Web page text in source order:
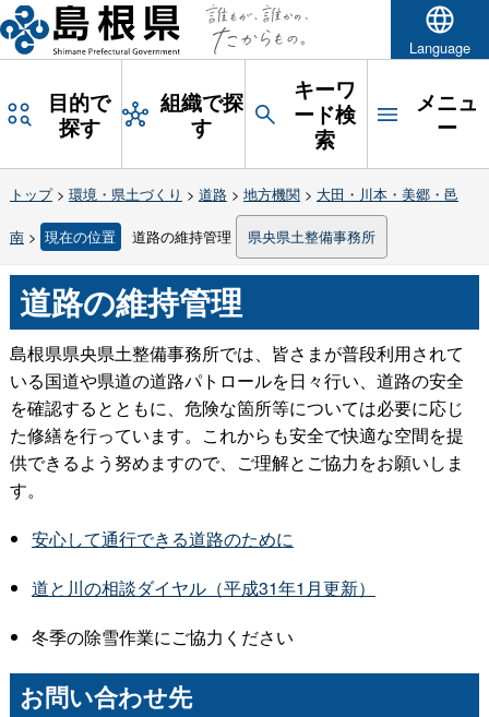
Language
目的で
探す
組織で探
す
キーワ
ード検
索
メニュ
ー
トップ> 環境・県土づくり > 道路> 地方機関> 大田・川本・美郷・邑
南> 現在の位置 道路の維持管理 県央県土整備事務所
道路の維持管理
島根県県央県土整備事務所では、皆さまが普段利用されて
いる国道や県道の道路パトロールを日々行い、道路の安全
を確認するとともに、危険な箇所等については必要に応じ
た修繕を行っています。これからも安全で快適な空間を提
供できるよう努めますので、ご理解とご協力をお願いしま
す。
安心して通行できる道路のために
道と川の相談ダイヤル（平成31年1月更新）
冬季の除雪作業にご協力ください
お問い合わせ先